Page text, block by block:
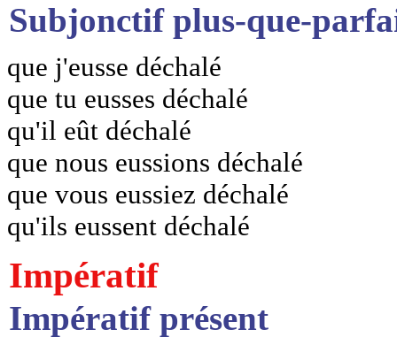
Subjonctif plus-que-
que j'eusse déchalé
que tu eusses déchalé
qu'il eût déchalé
que nous eussions déchalé
que vous eussiez déchalé
qu'ils eussent déchalé
Impératif
Impératif présent